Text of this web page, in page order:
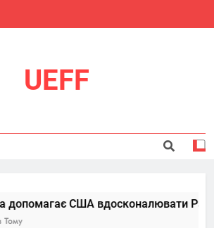
UEFF
США вдосконалювати